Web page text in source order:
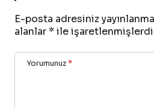
E-posta adresiniz
alanlar*ile
Yorumunuz *